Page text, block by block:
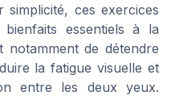
ces exercices
essentiels à la
notamment de détendre
la fatigue visuelle et
entre les deux yeux.